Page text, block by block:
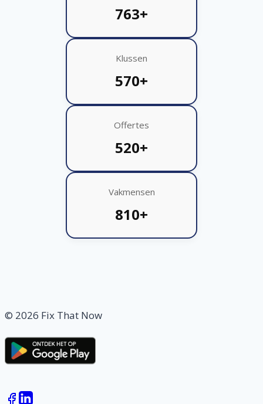
763+
Klussen
570+
Offertes
520+
Vakmensen
810+
© 2026 Fix That Now